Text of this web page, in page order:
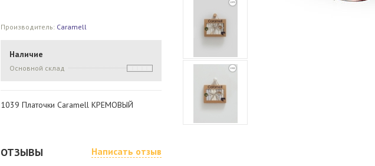
Производитель: Caramell
Наличие
Основной склад
1039 Платочки Caramell КРЕМОВЫЙ
ОТЗЫВЫ Написать отзыв